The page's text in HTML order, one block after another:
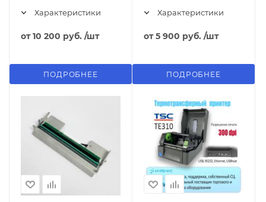
Характеристики
от10 200 руб. /шт
ПОДРОБНЕЕ
Характеристики
от5 900 руб. /шт
ПОДРОБНЕЕ